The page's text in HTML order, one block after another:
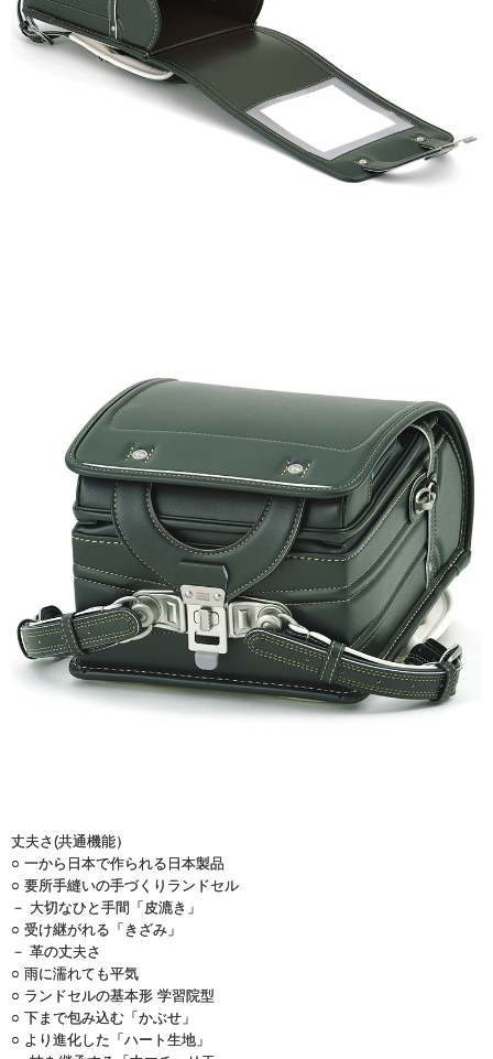
丈夫さ(共通機能）
○ 一から日本で作られる日本製品
○ 要所手縫いの手づくりランドセル
－ 大切なひと手間「皮漉き」
○ 受け継がれる「きざみ」
－ 革の丈夫さ
○ 雨に濡れても平気
○ ランドセルの基本形 学習院型
○ 下まで包み込む「かぶせ」
○ より進化した「ハート生地」